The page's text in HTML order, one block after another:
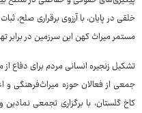
خلقی در پایان، با آرزوی برقراری صلح،
مستمر میراث کهن این سرزمین در برابر
تشکیل زنجیره انسانی مردم برای دفاع
جمعی از فعالان حوزه میراث‌فرهنگی
کاخ گلستان، با برگزاری تجمعی